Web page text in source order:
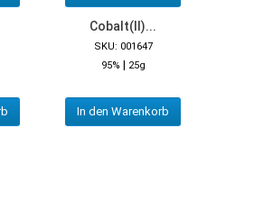
Cobalt(II)...
SKU: 001647
95% | 25g
In den Warenkorb